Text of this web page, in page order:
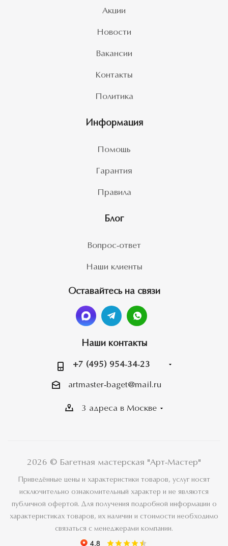
Акции
Новости
Вакансии
Контакты
Политика
Информация
Помощь
Гарантия
Правила
Блог
Вопрос-ответ
Наши клиенты
Оставайтесь на связи
Наши контакты
+7 (495) 954-34-23
artmaster-baget@mail.ru
3 адреса в Москве
2026 © Багетная мастерская "Арт-Мастер"
Приведённые цены и характеристики товаров, услуг носят
исключительно ознакомительный характер и не являются
публичной офертой. Для получения подробной информации о
характеристиках товаров, их наличии и стоимости необходимо
связаться с менеджерами компании.